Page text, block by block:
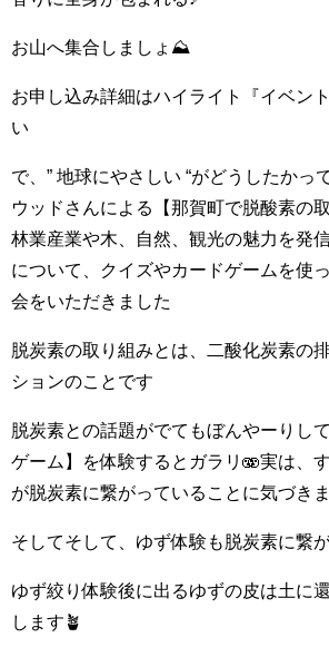
お山へ集合しましょ⛰️
お申し込み詳細はハイライト『イベン
い︎
で、” 地球にやさしい “がどうしたかっ
ウッドさんによる【那賀町で脱酸素の
林業産業や木、自然、観光の魅力を発
について、クイズやカードゲームを使
会をいただきました
脱炭素の取り組みとは、二酸化炭素の
ションのことです️
脱炭素との話題がでてもぼんやーりし
ゲーム】を体験するとガラリ🫨実は、
が脱炭素に繋がっていることに気づきま
そしてそして、ゆず体験も脱炭素に繋
ゆず絞り体験後に出るゆずの皮は土に
します🪴